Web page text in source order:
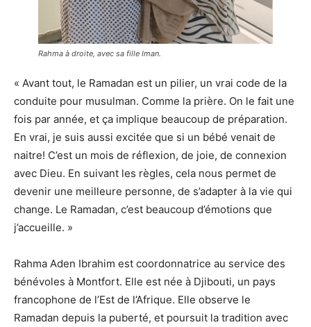
Rahma à droite, avec sa fille Iman.
« Avant tout, le Ramadan est un pilier, un vrai code de la
conduite pour musulman. Comme la prière. On le fait une
fois par année, et ça implique beaucoup de préparation.
En vrai, je suis aussi excitée que si un bébé venait de
naitre! C’est un mois de réflexion, de joie, de connexion
avec Dieu. En suivant les règles, cela nous permet de
devenir une meilleure personne, de s’adapter à la vie qui
change. Le Ramadan, c’est beaucoup d’émotions que
j’accueille. »
Rahma Aden Ibrahim est coordonnatrice au service des
bénévoles à Montfort. Elle est née à Djibouti, un pays
francophone de l’Est de l’Afrique. Elle observe le
Ramadan depuis la puberté, et poursuit la tradition avec